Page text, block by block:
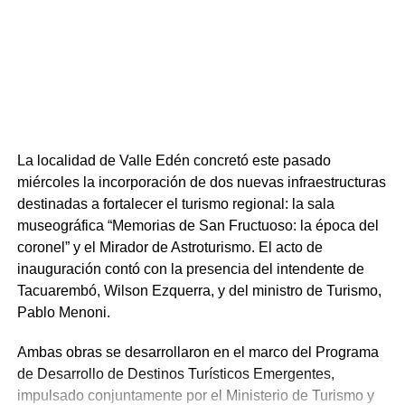
4 de febrero| Desfile Inaugural de Carnaval por la
Avenida Oribe que estará acondicionada especialmente
para la ocasión.
Del 28 al 11 de febrero| Semana de los tablados en
diferentes barrios de la ciudad.
Del 11 al 16 de febrero| Primera Rueda del Concurso de
17 de febrero| Desfile Infantil en la Avenida Aparicio
Saravia.
La localidad de Valle Edén concretó este pasado
miércoles la incorporación de dos nuevas infraestructuras
destinadas a fortalecer el turismo regional: la sala
museográfica “Memorias de San Fructuoso: la época del
coronel” y el Mirador de Astroturismo. El acto de
inauguración contó con la presencia del intendente de
Tacuarembó, Wilson Ezquerra, y del ministro de Turismo,
Pablo Menoni.
Ambas obras se desarrollaron en el marco del Programa
de Desarrollo de Destinos Turísticos Emergentes,
impulsado conjuntamente por el Ministerio de Turismo y